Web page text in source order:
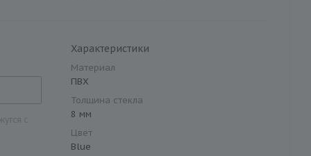
Характеристики
Материал
ПВХ
Толщина стекла
8 мм
Цвет
Blue